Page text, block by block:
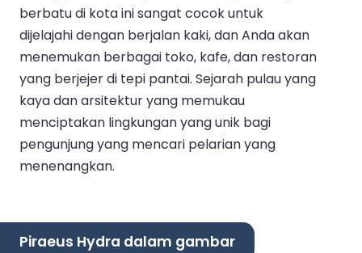
berbatu di kota ini sangat cocok untuk
dijelajahi dengan berjalan kaki, dan Anda akan
menemukan berbagai toko, kafe, dan restoran
yang berjejer di tepi pantai. Sejarah pulau yang
kaya dan arsitektur yang memukau
menciptakan lingkungan yang unik bagi
pengunjung yang mencari pelarian yang
menenangkan.
Piraeus Hydra dalam gambar